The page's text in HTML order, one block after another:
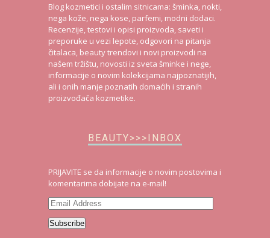
Blog kozmetici i ostalim sitnicama: šminka, nokti,
nega kože, nega kose, parfemi, modni dodaci.
Recenzije, testovi i opisi proizvoda, saveti i
preporuke u vezi lepote, odgovori na pitanja
čitalaca, beauty trendovi i novi proizvodi na
našem tržištu, novosti iz sveta šminke i nege,
informacije o novim kolekcijama najpoznatijih,
ali i onih manje poznatih domaćih i stranih
proizvođača kozmetike.
BEAUTY>>>INBOX
PRIJAVITE se da informacije o novim postovima i
komentarima dobijate na e-mail!
Email
Address
Subscribe